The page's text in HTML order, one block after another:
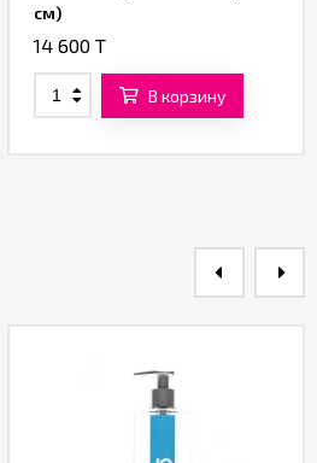
см)
14 600 T
В корзину